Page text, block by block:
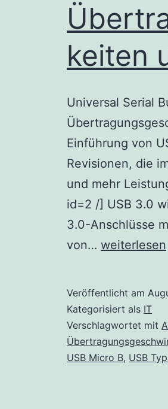
keiten
Universal Serial
Einführung von
Revisionen, die
und mehr
id=2 /] USB 3.0
3.0-Anschlüsse
von… USB
und
Alternate
Mode
weiterlesen
Veröffentlicht am
Kategorisiert als IT
Verschlagwortet mit
USB Micro B, USB